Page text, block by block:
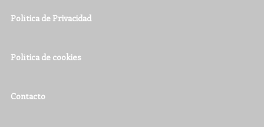
Política de Privacidad
Política de cookies
Contacto